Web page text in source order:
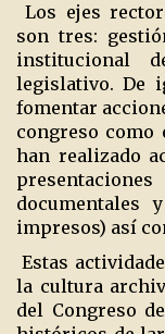
Los ejes
son tres:
institucional
legislativo. De
fomentar
congreso como
han realizado
documentales
impresos) así
Estas
la cultura
del Congreso